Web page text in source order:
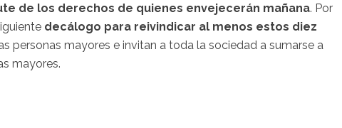
de los derechos de quienes envejecerán mañana. Por
decálogo para reivindicar al menos estos diez
personas mayores e invitan a toda la sociedad a sumarse a
mayores.